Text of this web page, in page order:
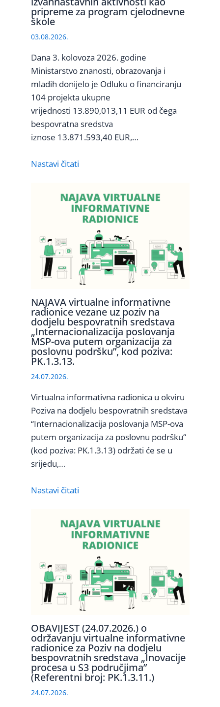
pripreme za program cjelodnevne
škole
03.08.2026.
Dana 3. kolovoza 2026. godine
Ministarstvo znanosti, obrazovanja i
mladih donijelo je Odluku o financiranju
104 projekta ukupne
vrijednosti 13.890,013,11 EUR od čega
bespovratna sredstva
iznose 13.871.593,40 EUR,…
Nastavi čitati
NAJAVA virtualne informativne
radionice vezane uz poziv na
dodjelu bespovratnih sredstava
„Internacionalizacija poslovanja
MSP-ova putem organizacija za
poslovnu podršku”, kod poziva:
PK.1.3.13.
24.07.2026.
Virtualna informativna radionica u okviru
Poziva na dodjelu bespovratnih sredstava
“Internacionalizacija poslovanja MSP-ova
putem organizacija za poslovnu podršku“
(kod poziva: PK.1.3.13) održati će se u
srijedu,…
Nastavi čitati
OBAVIJEST (24.07.2026.) o
održavanju virtualne informativne
radionice za Poziv na dodjelu
bespovratnih sredstava „Inovacije
procesa u S3 područjima”
(Referentni broj: PK.1.3.11.)
24.07.2026.